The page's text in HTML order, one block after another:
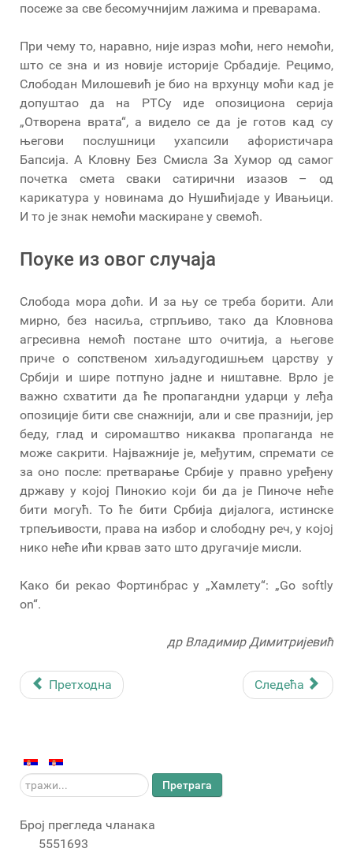
посеже за све бесомучнијим лажима и преварама.
При чему то, наравно, није израз моћи, него немоћи,
што се зна и из новије историје Србадије. Рецимо,
Слободан Милошевић је био на врхунцу моћи кад је
допуштао да на РТСу иде опозициона серија
„Отворена врата“, а видело се да је готов кад су
његови послушници ухапсили афористичара
Бапсија. А Кловну Без Смисла За Хумор од самог
почетка смета сваки сатирични изазов – од
карикатура у новинама до Нушићијаде у Ивањици.
И то је знак немоћи маскиране у свемоћ.
Поуке из овог случаја
Слобода мора доћи. И за њу се треба борити. Али
мирно, без насиља, стрпљиво, тако да Кловнова
агресивна немоћ постане што очитија, а његове
приче о сопственом хиљадугодишњем царству у
Србији и шире потпуно јадне и ништавне. Врло је
важно схватити да ће пропагандни ударци у леђа
опозиције бити све снажнији, али и све празнији, јер
беду, глад и сиромаштво никаква пропаганда не
може сакрити. Најважније је, међутим, спремати се
за оно после: претварање Србије у правно уређену
државу у којој Пинокио који би да је Пиноче неће
бити могућ. То ће бити Србија дијалога, истинске
трпељивости, права на избор и слободну реч, у којој
нико неће ићи крвав зато што другачије мисли.
Како би рекао Фортинбрас у „Хамлету“: „Go softly
on“.
др Владимир Димитријевић
Претходна Следећа
тражи... Претрага
Број прегледа чланака
5551693